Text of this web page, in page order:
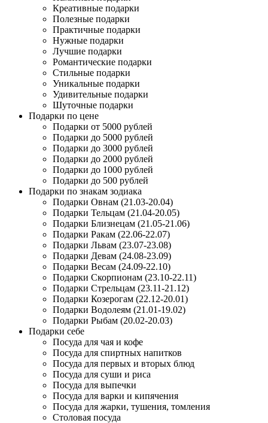
Креативные подарки
Полезные подарки
Практичные подарки
Нужные подарки
Лучшие подарки
Романтические подарки
Стильные подарки
Уникальные подарки
Удивительные подарки
Шуточные подарки
Подарки по цене
Подарки от 5000 рублей
Подарки до 5000 рублей
Подарки до 3000 рублей
Подарки до 2000 рублей
Подарки до 1000 рублей
Подарки до 500 рублей
Подарки по знакам зодиака
Подарки Овнам (21.03-20.04)
Подарки Тельцам (21.04-20.05)
Подарки Близнецам (21.05-21.06)
Подарки Ракам (22.06-22.07)
Подарки Львам (23.07-23.08)
Подарки Девам (24.08-23.09)
Подарки Весам (24.09-22.10)
Подарки Скорпионам (23.10-22.11)
Подарки Стрельцам (23.11-21.12)
Подарки Козерогам (22.12-20.01)
Подарки Водолеям (21.01-19.02)
Подарки Рыбам (20.02-20.03)
Подарки себе
Посуда для чая и кофе
Посуда для спиртных напитков
Посуда для первых и вторых блюд
Посуда для суши и риса
Посуда для выпечки
Посуда для варки и кипячения
Посуда для жарки, тушения, томления
Столовая посуда